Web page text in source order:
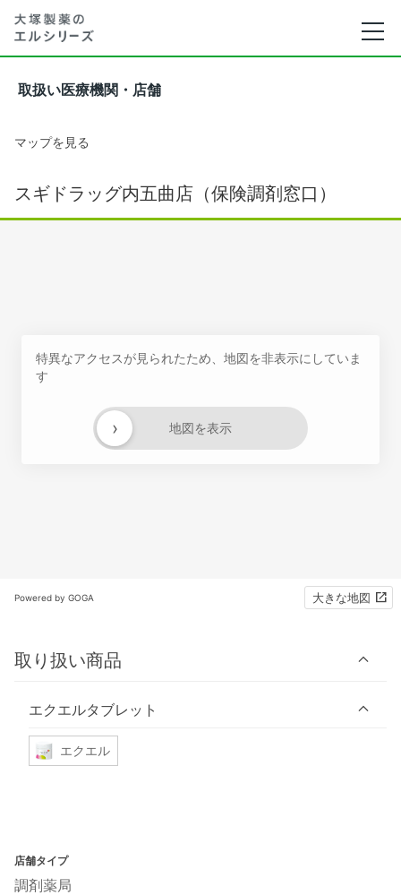
取扱い医療機関・店舗
マップを見る
スギドラッグ内五曲店（保険調剤窓口）
特異なアクセスが見られたため、地図を非表示にしていま
す
地図を表示
›
Powered by GOGA 大きな地図
取り扱い商品
エクエルタブレット
エクエル
店舗タイプ
調剤薬局